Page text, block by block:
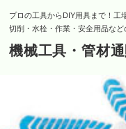
プロの工具からDIY用具まで！工
切削・水栓・作業・安全用品など
機械工具・管材